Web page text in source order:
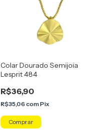
Colar Dourado Semijoia
Lesprit 484
R$36,90
R$35,06 com Pix